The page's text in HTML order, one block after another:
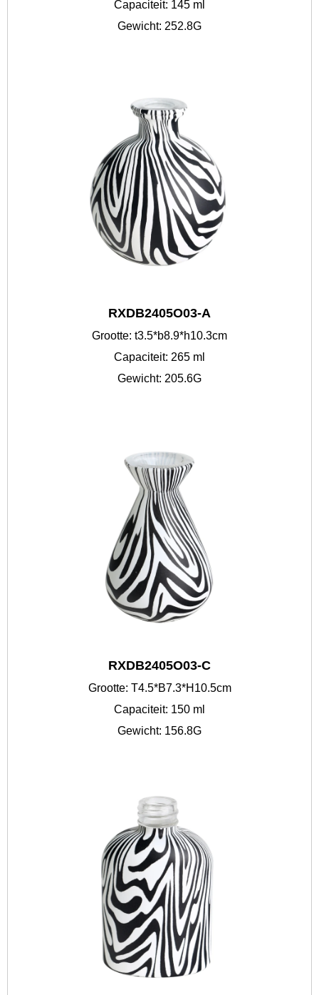
Capaciteit: 145 ml
Gewicht: 252.8G
RXDB2405O03-A
Grootte: t3.5*b8.9*h10.3cm
Capaciteit: 265 ml
Gewicht: 205.6G
RXDB2405O03-C
Grootte: T4.5*B7.3*H10.5cm
Capaciteit: 150 ml
Gewicht: 156.8G